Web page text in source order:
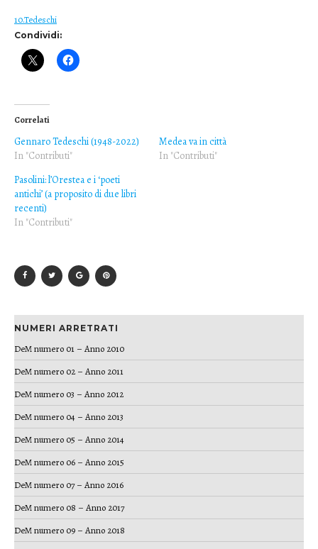
10.Tedeschi
Condividi:
Correlati
Gennaro Tedeschi (1948-2022)
In "Contributi"
Medea va in città
In "Contributi"
Pasolini: l’Orestea e i ‘poeti
antichi’ (a proposito di due libri
recenti)
In "Contributi"
NUMERI ARRETRATI
DeM numero 01 – Anno 2010
DeM numero 02 – Anno 2011
DeM numero 03 – Anno 2012
DeM numero 04 – Anno 2013
DeM numero 05 – Anno 2014
DeM numero 06 – Anno 2015
DeM numero 07 – Anno 2016
DeM numero 08 – Anno 2017
DeM numero 09 – Anno 2018